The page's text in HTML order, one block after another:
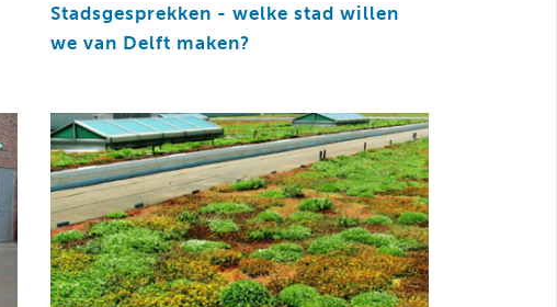
Stadsgesprekken - welke stad willen
we van Delft maken?